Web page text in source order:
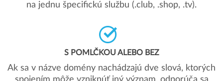
na jednu špecifickú službu (.club, .shop, .tv).
S POMLČKOU ALEBO BEZ
Ak sa v názve domény nachádzajú dve slová, ktorých